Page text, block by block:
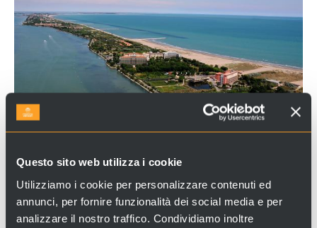
Questo sito web utilizza i cookie
Utilizziamo i cookie per personalizzare contenuti ed
annunci, per fornire funzionalità dei social media e per
analizzare il nostro traffico. Condividiamo inoltre
IL PLANETARIO DEL LIDO
Con il naso all'insù per ammirare le stelle... restando
comodamente seduti al caldo. Lalaguna veneziana